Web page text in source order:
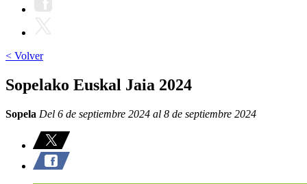
< Volver
Sopelako Euskal Jaia 2024
Sopela Del 6 de septiembre 2024 al 8 de septiembre 2024